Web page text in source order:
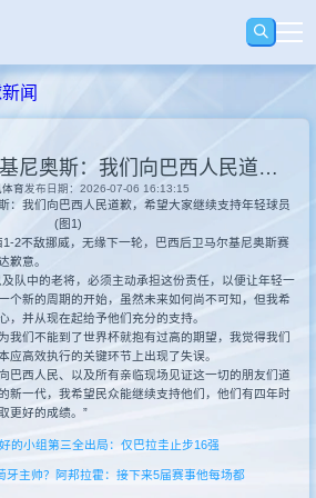
足球
篮球
录播
视频
闻
【值得一看】马尔基尼奥斯：我们向巴西人民道歉，希望大家继续支持年轻球员
育发布日期：2026-07-06 16:13:15
2不敌挪威，无缘下一轮，巴西后卫马尔基尼奥斯赛
歉意。
队中的老将，必须主动承担这份责任，以便让年轻一
个新的周期的开始，虽然未来如何尚不可知，但我希
，并从现在起给予他们充分的支持。
我们不能到了世界杯就抱有过高的期望，我觉得我们
应高效执行的关键环节上出现了失误。
巴西人民、以及所有亲临现场见证这一切的朋友们道
新一代，我希望民众能继续支持他们，他们有四年时
更好的成绩。”
的小组第三全出局：仅巴拉圭止步16强
牙主帅？阿邦拉霍：接下来5届赛事他每场都